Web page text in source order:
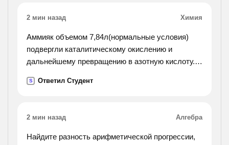
2 мин назад Химия
Аммияк объемом 7,84л(нормальные условия)
подвергли каталитическому окислению и
дальнейшему превращению в азотную кислоту. в
считая выход азотной кислоты 40%, определите
S Ответил Студент
2 мин назад Алгебра
Найдите разность арифметической прогрессии,